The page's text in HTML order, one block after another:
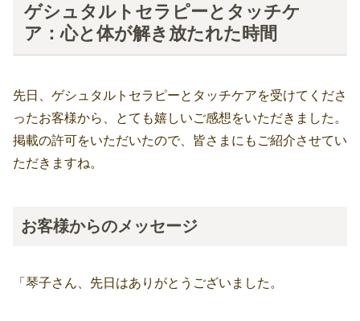
ゲシュタルトセラピーとタッチケ
ア：心と体が解き放たれた時間
先日、ゲシュタルトセラピーとタッチケアを受けてくださ
ったお客様から、とても嬉しいご感想をいただきました。
掲載の許可をいただいたので、皆さまにもご紹介させてい
ただきますね。
お客様からのメッセージ
「琴子さん、先日はありがとうございました。